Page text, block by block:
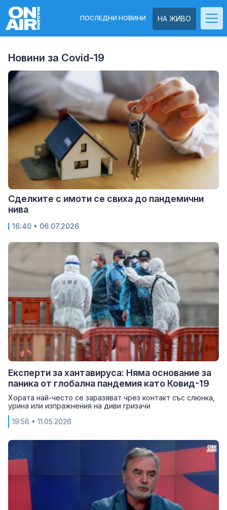
НА ЖИВО
ПОСЛЕДНИ НОВИНИ
Новини за Covid-19
Сделките с имоти се свиха до пандемични
нива
16:40 • 06.07.2026
Експерти за хантавируса: Няма основание за
паника от глобална пандемия като Ковид-19
Хората най-често се заразяват чрез контакт със слюнка,
урина или изпражнения на диви гризачи
19:56 • 11.05.2026